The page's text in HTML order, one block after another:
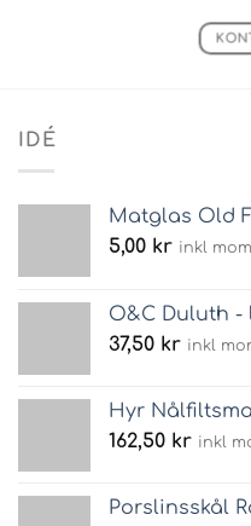
IDÉ
Matglas Old
5,00 kr inkl
O&C Duluth -
37,50 kr inkl
Hyr
162,50 kr inkl
Porslinsskål